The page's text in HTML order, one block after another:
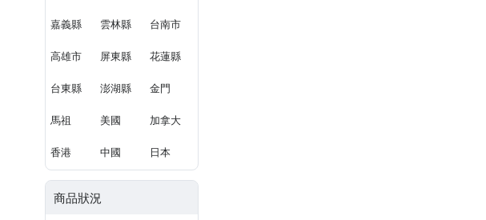
嘉義縣 雲林縣 台南市
高雄市 屏東縣 花蓮縣
台東縣 澎湖縣 金門
馬祖 美國 加拿大
香港 中國 日本
商品狀況